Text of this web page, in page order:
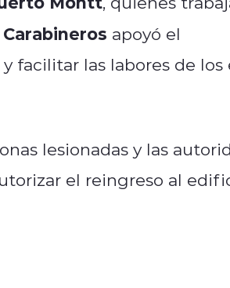
Carabineros apoyó el
facilitar las labores de los
lesionadas y las
el reingreso al